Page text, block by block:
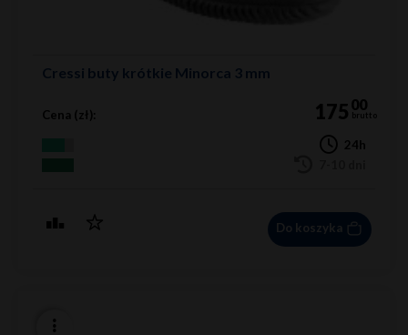
Cressi buty krótkie Minorca 3 mm
Cena (zł): 175 00
brutto
24h
Do koszyka